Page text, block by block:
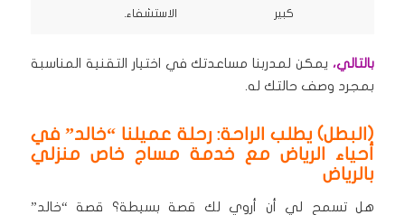
كبير
الاستشفاء.
بالتالي، يمكن لمدربنا مساعدتك في اختيار التقنية المناسبة
بمجرد وصف حالتك له.
(البطل) يطلب الراحة: رحلة عميلنا “خالد” في
أحياء الرياض مع خدمة مساج خاص منزلي
بالرياض
هل تسمح لي أن أروي لك قصة بسيطة؟ قصة “خالد”